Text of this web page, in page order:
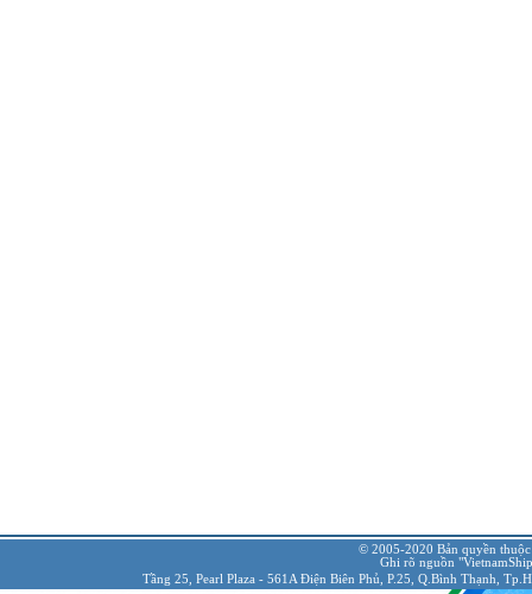
© 2005-2020 Bản quyền
Ghi rõ nguồn
Tầng 25, Pearl Plaza - 561A Điện Biên Phủ, P.25, Q.Bình Thạnh,